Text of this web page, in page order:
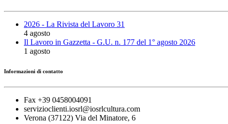
2026 - La Rivista del Lavoro 31
4 agosto
Il Lavoro in Gazzetta - G.U. n. 177 del 1° agosto 2026
1 agosto
Informazioni di contatto
Fax +39 0458004091
servizioclienti.iosrl@iosrlcultura.com
Verona (37122) Via del Minatore, 6